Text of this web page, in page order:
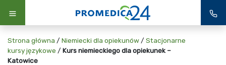
Strona główna / Niemiecki dla opiekunów / Stacjonarne
kursy językowe / Kurs niemieckiego dla opiekunek –
Katowice